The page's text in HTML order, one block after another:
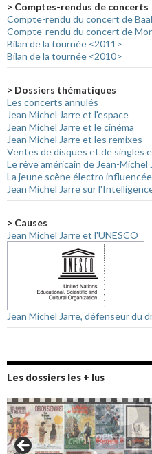
> Comptes-rendus de concerts
Compte-rendu du concert de
Compte-rendu du concert de
Bilan de la tournée <2011>
Bilan de la tournée <2010>
> Dossiers thématiques
Les concerts annulés
Jean Michel Jarre et l'espace
Jean Michel Jarre et le cinéma
Jean Michel Jarre et les remixes
Ventes de disques et de singles
Le rêve américain de Jean-Michel
La jeune scène électro influencée
Jean Michel Jarre sur
> Causes
Jean Michel Jarre et l'UNESCO
Jean Michel Jarre, défenseur du
Les dossiers les + lus